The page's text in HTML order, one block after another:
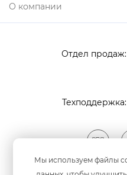
Мы используем файлы
О компании
Отдел продаж:
Техподдержка: